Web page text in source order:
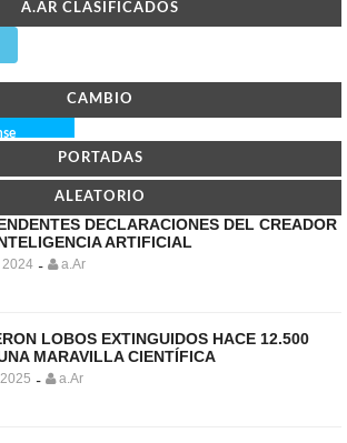
A.AR CLASIFICADOS
CAMBIO
PORTADAS
ALEATORIO
DECLARACIONES DEL CREADOR
ARTIFICIAL
2024 - a.Ar
LOBOS EXTINGUIDOS HACE 12.500
MARAVILLA CIENTÍFICA
- a.Ar